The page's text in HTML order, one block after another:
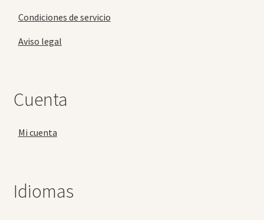
Condiciones de servicio
Aviso legal
Cuenta
Mi cuenta
Idiomas